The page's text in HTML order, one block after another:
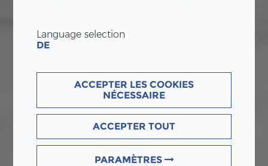
Language selection
DE
ACCEPTER LES COOKIES
NÉCESSAIRE
ACCEPTER TOUT
PARAMÈTRES